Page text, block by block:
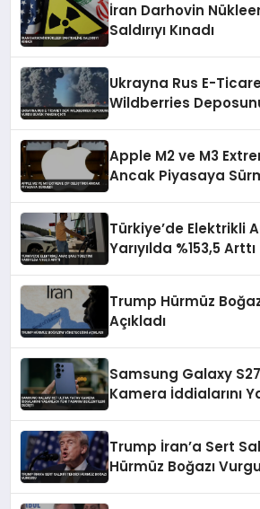
İran Darhovin
Saldırıyı Kınadı
Ukrayna Rus E-
Wildberries
Apple M2 ve M3
Ancak Piyasaya
Türkiye’de Elektrikli
Yarıyılda %153,5 Arttı
Trump Hürmüz
Açıkladı
Samsung Galaxy
Kamera İddialarını
Trump İran’a Sert
Hürmüz Boğazı